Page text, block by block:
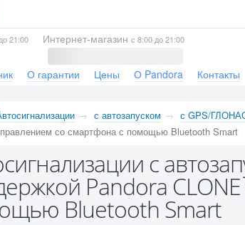
21:00 Интернет-магазин с 8:00 до 21:00
О гарантии Цены О Pandora Контакты
с автозапуском с GPS/
со смартфона с помощью Bluetooth Smart
с
Pandora
Bluetooth Smart